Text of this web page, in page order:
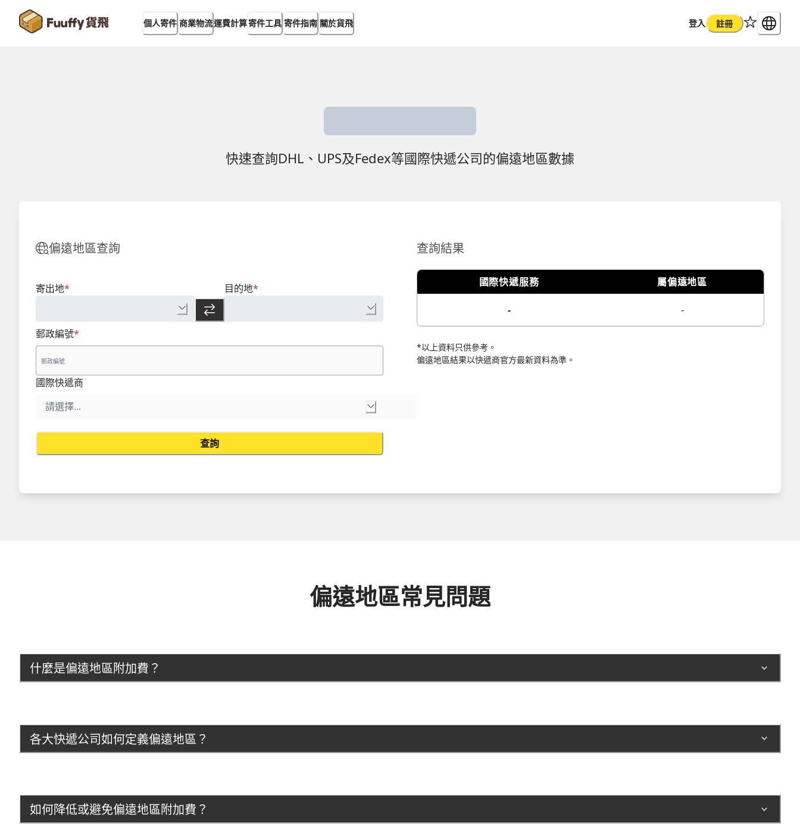
個人寄件 商業物流運費計算寄件工具 寄件指南 關於貨飛 登入 註冊
快速查詢DHL、UPS及Fedex等國際快遞公司的偏遠地區數據
偏遠地區查詢
寄出地* 目的地*
郵政編號*
國際快遞商
查詢
查詢結果
國際快遞服務 屬偏遠地區
- -
*以上資料只供參考。
偏遠地區結果以快遞商官方最新資料為準。
偏遠地區常見問題
什麼是偏遠地區附加費？
各大快遞公司如何定義偏遠地區？
如何降低或避免偏遠地區附加費？